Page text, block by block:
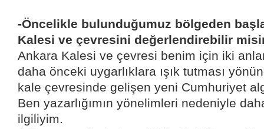
-Öncelikle bulunduğumuz bölgeden
Kalesi ve çevresini değerlendirebilir
Ankara Kalesi ve çevresi benim için iki
daha önceki uygarlıklara ışık tutması
kale çevresinde gelişen yeni Cumhuriyet
Ben yazarlığımın yönelimleri nedeniyle
ilgiliyim.